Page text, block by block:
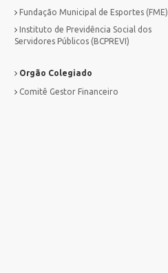
Fundação Municipal de Esportes (FME)
Instituto de Previdência Social dos
Servidores Públicos (BCPREVI)
Orgão Colegiado
Comitê Gestor Financeiro